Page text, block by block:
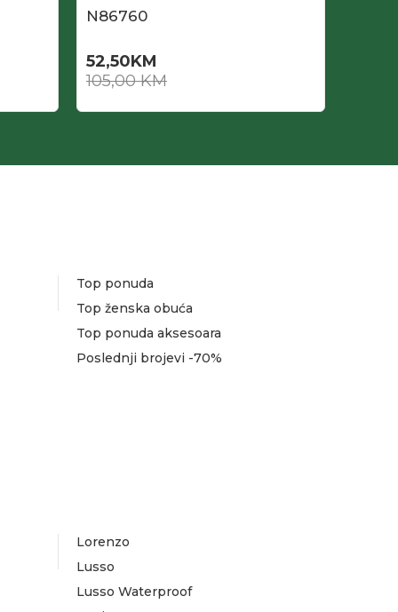
N86760
52,50KM
105,00KM
Top ponuda
Top ženska obuća
Top ponuda aksesoara
Poslednji brojevi -70%
Lorenzo
Lusso
Lusso Waterproof